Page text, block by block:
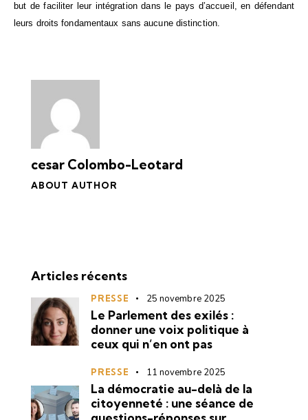
but de faciliter leur intégration dans le pays d’accueil, en défendant
leurs droits fondamentaux sans aucune distinction.
cesar Colombo-Leotard
ABOUT AUTHOR
Articles récents
PRESSE 25 novembre 2025
Le Parlement des exilés :
donner une voix politique à
ceux qui n’en ont pas
PRESSE 11 novembre 2025
La démocratie au-delà de la
citoyenneté : une séance de